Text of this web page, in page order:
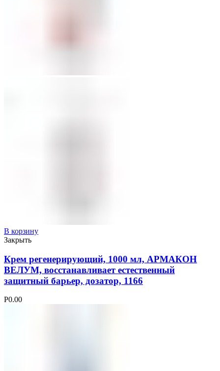
В корзину
Закрыть
Крем регенерирующий, 1000 мл, АРМАКОН
ВЕЛУМ, восстанавливает естественный
защитный барьер, дозатор, 1166
Р0.00